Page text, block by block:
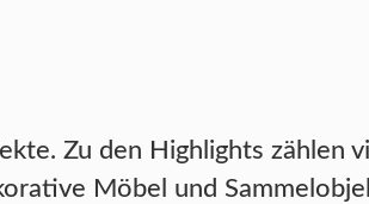
Zu den Highlights zählen
Möbel und